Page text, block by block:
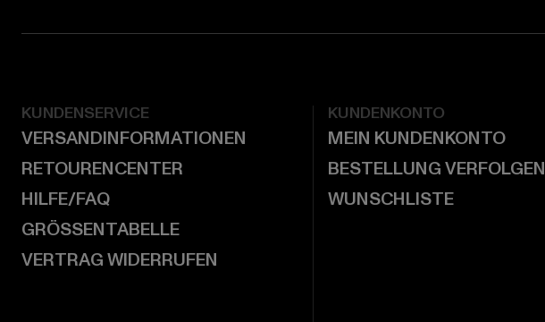
KUNDENSERVICE
VERSANDINFORMATIONEN
RETOURENCENTER
HILFE/FAQ
GRÖSSENTABELLE
VERTRAG WIDERRUFEN
KUNDENKONTO
MEIN KUNDENKONTO
BESTELLUNG VERFOLGEN
WUNSCHLISTE